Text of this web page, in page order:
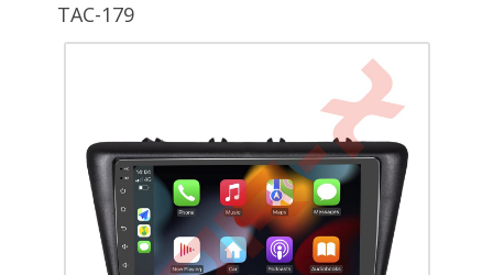
TAC-179